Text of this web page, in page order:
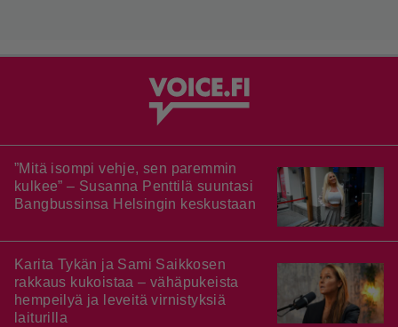
”Mitä isompi vehje, sen paremmin
kulkee” – Susanna Penttilä suuntasi
Bangbussinsa Helsingin keskustaan
Karita Tykän ja Sami Saikkosen
rakkaus kukoistaa – vähäpukeista
hempeilyä ja leveitä virnistyksiä
laiturilla